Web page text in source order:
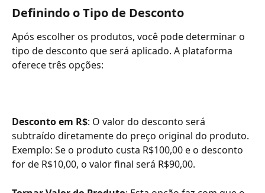
Definindo o Tipo de Desconto
Após escolher os produtos, você pode determinar o
tipo de desconto que será aplicado. A plataforma
oferece três opções:
Desconto em R$: O valor do desconto será
subtraído diretamente do preço original do produto.
Exemplo: Se o produto custa R$100,00 e o desconto
for de R$10,00, o valor final será R$90,00.